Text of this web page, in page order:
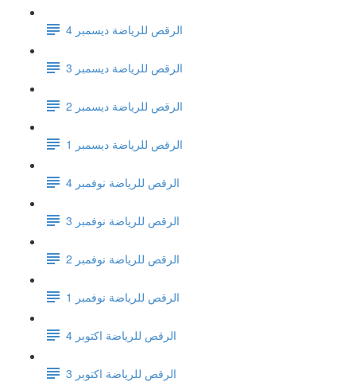
الرقص للرياضة ديسمبر 4
الرقص للرياضة ديسمبر 3
الرقص للرياضة ديسمبر 2
الرقص للرياضة ديسمبر 1
الرقص للرياضة نوفمبر 4
الرقص للرياضة نوفمبر 3
الرقص للرياضة نوفمبر 2
الرقص للرياضة نوفمبر 1
الرقص للرياضة اكتوبر 4
الرقص للرياضة اكتوبر 3